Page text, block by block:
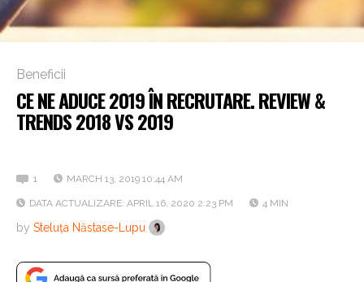
Beneficii
CE NE ADUCE 2019 ÎN RECRUTARE. REVIEW &
TRENDS 2018 VS 2019
1 MARCH 13, 2019 10:44 AM
DATA ACTUALIZARE: APRIL 16, 2020 2:23 PM 4 MIN
by Steluța Năstase-Lupu